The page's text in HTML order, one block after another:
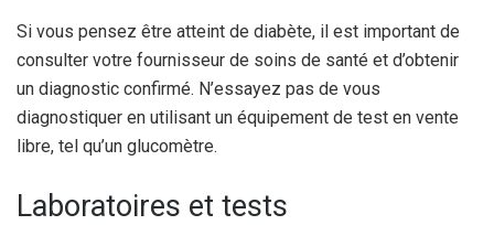
Si vous pensez être atteint de diabète, il est important de
consulter votre fournisseur de soins de santé et d’obtenir
un diagnostic confirmé. N’essayez pas de vous
diagnostiquer en utilisant un équipement de test en vente
libre, tel qu’un glucomètre.
Laboratoires et tests